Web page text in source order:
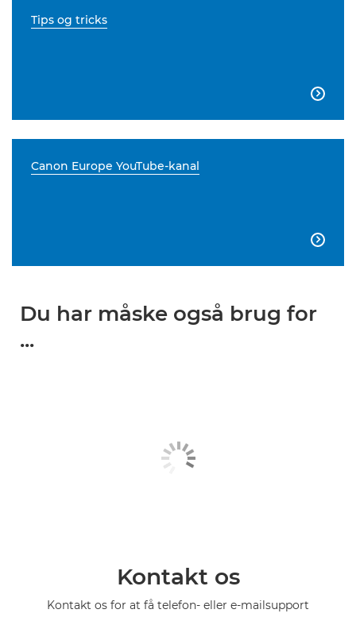
Tips og tricks

Canon Europe YouTube-kanal

Du har måske også brug for
...
Kontakt os
Kontakt os for at få telefon- eller e-mailsupport